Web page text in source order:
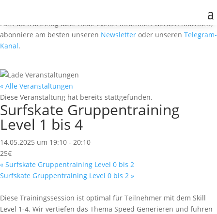
Falls du frühzeitig über neue Events informiert werden möchtest,
abonniere am besten unseren Newsletter oder unseren Telegram-
Kanal.
« Alle Veranstaltungen
Diese Veranstaltung hat bereits stattgefunden.
Surfskate Gruppentraining
Level 1 bis 4
14.05.2025 um 19:10 - 20:10
25€
« Surfskate Gruppentraining Level 0 bis 2
Surfskate Gruppentraining Level 0 bis 2 »
Diese Trainingssession ist optimal für Teilnehmer mit dem Skill
Level 1-4. Wir vertiefen das Thema Speed Generieren und führen